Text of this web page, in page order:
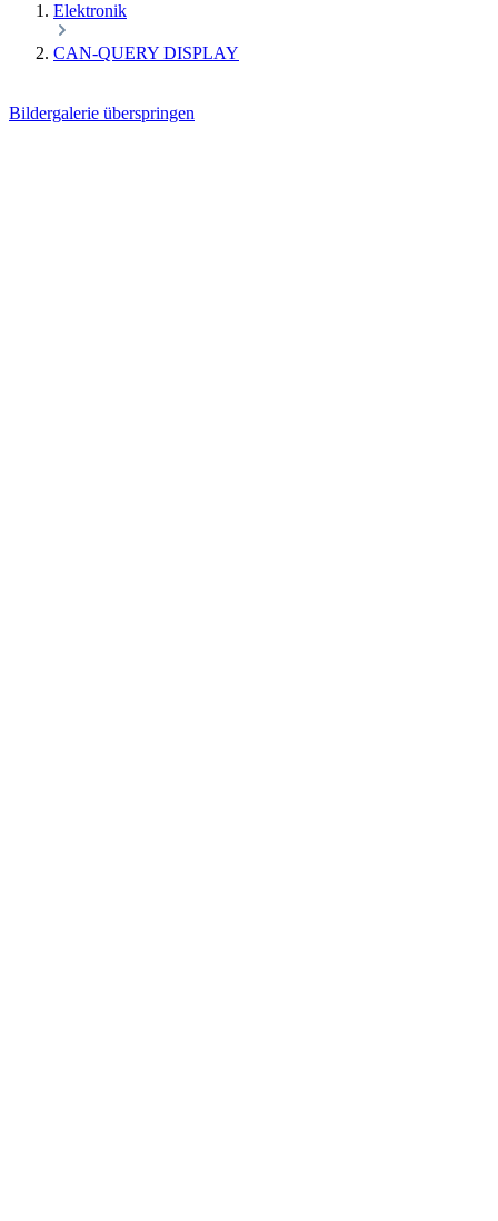
Elektronik
CAN-QUERY DISPLAY
Bildergalerie überspringen